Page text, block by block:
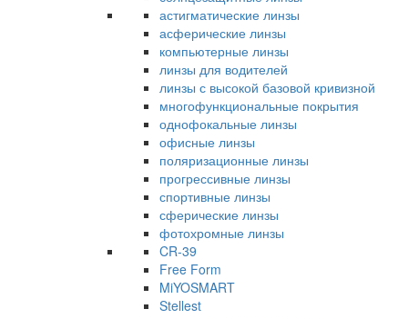
астигматические линзы
асферические линзы
компьютерные линзы
линзы для водителей
линзы с высокой базовой кривизной
многофункциональные покрытия
однофокальные линзы
офисные линзы
поляризационные линзы
прогрессивные линзы
спортивные линзы
сферические линзы
фотохромные линзы
CR-39
Free Form
MiYOSMART
Stellest